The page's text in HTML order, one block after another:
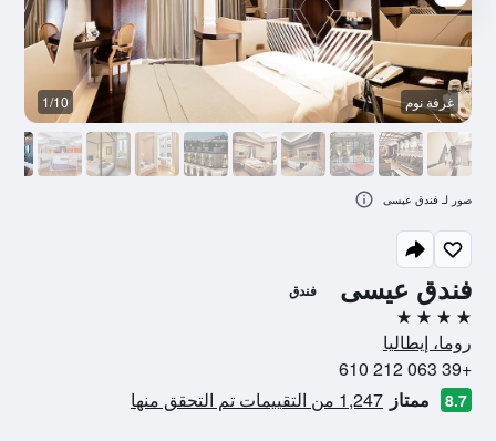
فندق عيسى فندق
4 نجوم
روما، إيطاليا
+39 063 212 610
8.7 ممتاز 1,247 من التقييمات تم التحقق منها
غرفة نوم 1/10
صور لـ فندق عيسى